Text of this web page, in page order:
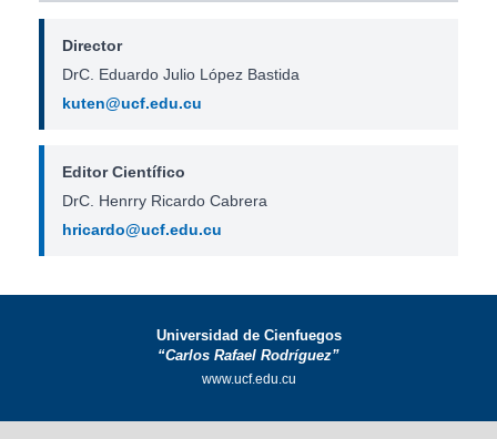
Director
DrC. Eduardo Julio López Bastida
kuten@ucf.edu.cu
Editor Científico
DrC. Henrry Ricardo Cabrera
hricardo@ucf.edu.cu
Universidad de Cienfuegos
“Carlos Rafael Rodríguez”
www.ucf.edu.cu